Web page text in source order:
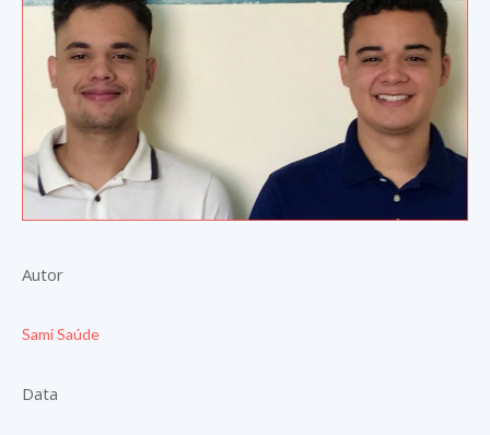
Autor
Sami Saúde
Data